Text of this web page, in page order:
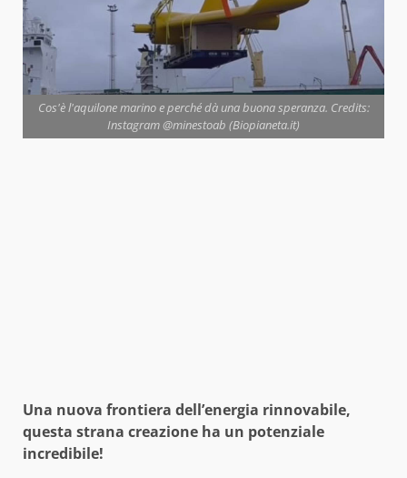
Cos'è l'aquilone marino e perché dà una buona speranza. Credits:
Instagram @minestoab (Biopianeta.it)
Una nuova frontiera dell’energia rinnovabile,
questa strana creazione ha un potenziale
incredibile!